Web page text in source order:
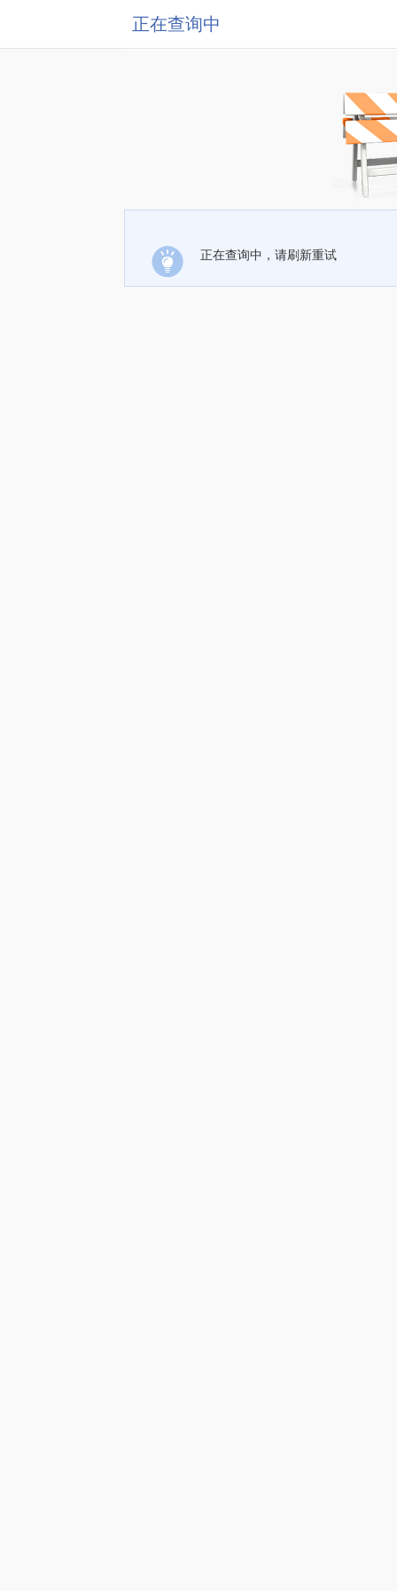
正在查询中
正在查询中，请刷新重试